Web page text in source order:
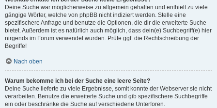
Deine Suche war möglicherweise zu allgemein gehalten und enthielt zu viele
gängige Wörter, welche von phpBB nicht indiziert werden. Stelle eine
spezifischere Anfrage und benutze die Optionen, die dir die erweiterte Suche
bietet. Außerdem ist es natürlich auch möglich, dass dein(e) Suchbegriff(e) hier
nirgends im Forum verwendet wurden. Prüfe ggf. die Rechtschreibung der
Begriffe!
Nach oben
Warum bekomme ich bei der Suche eine leere Seite?
Deine Suche lieferte zu viele Ergebnisse, somit konnte der Webserver sie nicht
verarbeiten. Benutze die erweiterte Suche und gib spezifischere Suchbegriffe
ein oder beschränke die Suche auf verschiedene Unterforen.